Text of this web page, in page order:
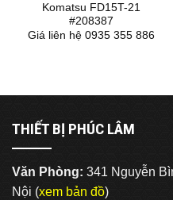
Komatsu FD15T-21
#208387
Giá liên hệ 0935 355 886
THIẾT BỊ PHÚC LÂM
Văn Phòng: 341 Nguyễn
Nội (xem bản đồ)